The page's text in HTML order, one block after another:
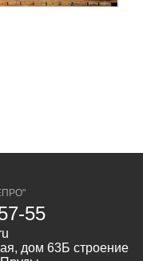
55
дом 63Б строение